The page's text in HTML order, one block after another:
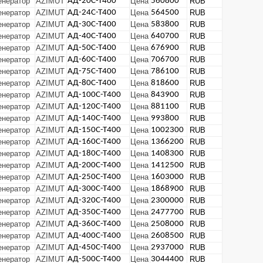
AZIMUT АД-24С-Т400 Цена 564500
RUB
AZIMUT АД-30С-Т400 Цена 583800
RUB
AZIMUT АД-40С-Т400 Цена 640700
RUB
AZIMUT АД-50С-Т400 Цена 676900
RUB
AZIMUT АД-60С-Т400 Цена 706700
RUB
AZIMUT АД-75С-Т400 Цена 786100
RUB
AZIMUT АД-80С-Т400 Цена 818600
RUB
AZIMUT АД-100С-Т400 Цена 843900
RUB
AZIMUT АД-120С-Т400 Цена 881100
RUB
AZIMUT АД-140С-Т400 Цена 993800
RUB
AZIMUT АД-150С-Т400 Цена 1002300
RUB
AZIMUT АД-160С-Т400 Цена 1366200
RUB
AZIMUT АД-180С-Т400 Цена 1408300
RUB
AZIMUT АД-200С-Т400 Цена 1412500
RUB
AZIMUT АД-250С-Т400 Цена 1603000
RUB
AZIMUT АД-300С-Т400 Цена 1868900
RUB
AZIMUT АД-320С-Т400 Цена 2300000
RUB
AZIMUT АД-350С-Т400 Цена 2477700
RUB
AZIMUT АД-360С-Т400 Цена 2508000
RUB
AZIMUT АД-400С-Т400 Цена 2608500
RUB
AZIMUT АД-450С-Т400 Цена 2937000
RUB
AZIMUT АД-500С-Т400 Цена 3044400 RUB